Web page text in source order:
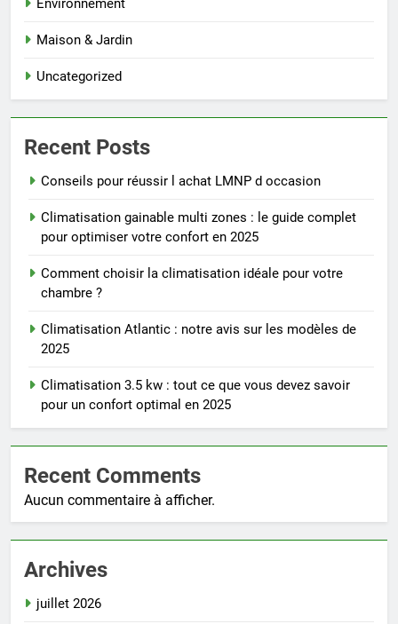
Environnement
Maison & Jardin
Uncategorized
Recent Posts
Conseils pour réussir l achat LMNP d occasion
Climatisation gainable multi zones : le guide complet
pour optimiser votre confort en 2025
Comment choisir la climatisation idéale pour votre
chambre ?
Climatisation Atlantic : notre avis sur les modèles de
2025
Climatisation 3.5 kw : tout ce que vous devez savoir
pour un confort optimal en 2025
Recent Comments
Aucun commentaire à afficher.
Archives
juillet 2026